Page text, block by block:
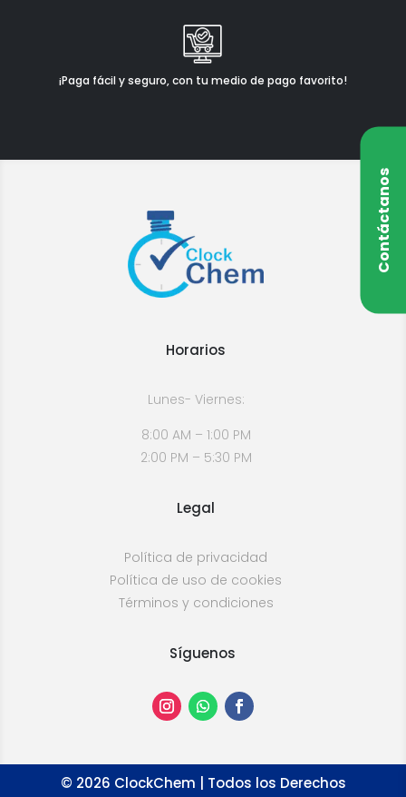
¡Paga fácil y seguro, con tu medio de pago favorito!
Contáctanos
Horarios
Lunes- Viernes:
8:00 AM – 1:00 PM
2:00 PM – 5:30 PM
Legal
Política de privacidad
Política de uso de cookies
Términos y condiciones
Síguenos
© 2026 ClockChem | Todos los Derechos